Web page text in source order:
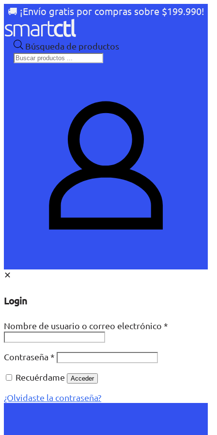
🚚 ¡Envío gratis por compras sobre $199.990!
Búsqueda de productos
✕
Login
Nombre de usuario o correo electrónico *
Contraseña *
Recuérdame
Acceder
¿Olvidaste la contraseña?